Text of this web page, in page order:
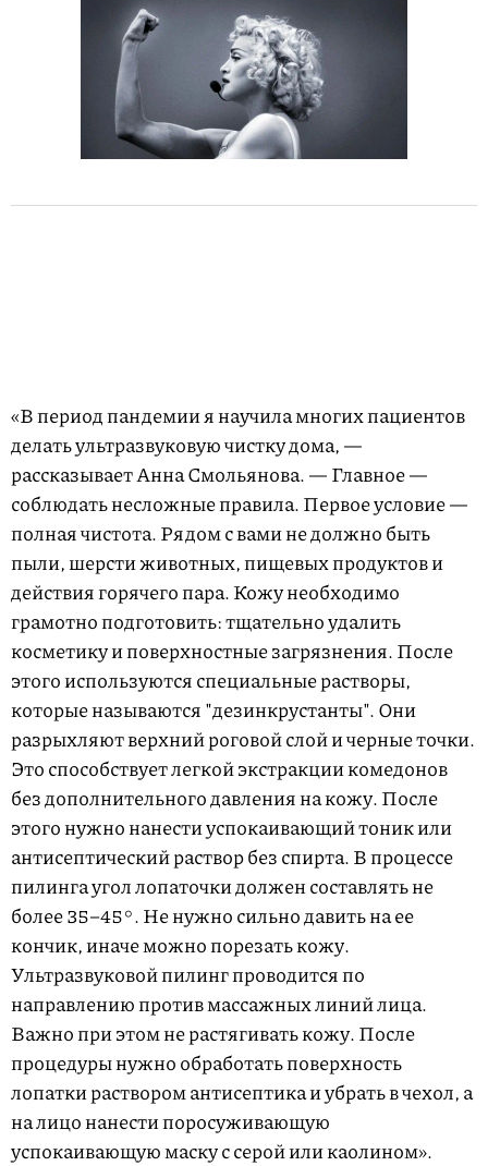
«В период пандемии я научила многих пациентов
делать ультразвуковую чистку дома, —
рассказывает Анна Смольянова. — Главное —
соблюдать несложные правила. Первое условие —
полная чистота. Рядом с вами не должно быть
пыли, шерсти животных, пищевых продуктов и
действия горячего пара. Кожу необходимо
грамотно подготовить: тщательно удалить
косметику и поверхностные загрязнения. После
этого используются специальные растворы,
которые называются "дезинкрустанты". Они
разрыхляют верхний роговой слой и черные точки.
Это способствует легкой экстракции комедонов
без дополнительного давления на кожу. После
этого нужно нанести успокаивающий тоник или
антисептический раствор без спирта. В процессе
пилинга угол лопаточки должен составлять не
более 35–45°. Не нужно сильно давить на ее
кончик, иначе можно порезать кожу.
Ультразвуковой пилинг проводится по
направлению против массажных линий лица.
Важно при этом не растягивать кожу. После
процедуры нужно обработать поверхность
лопатки раствором антисептика и убрать в чехол, а
на лицо нанести поросуживающую
успокаивающую маску с серой или каолином».